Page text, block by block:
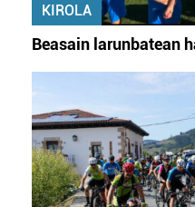
KIROLA
Beasain larunbatean